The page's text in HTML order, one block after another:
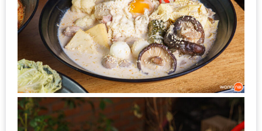
รับ
GIFT
VOUCHER
รับ
ประทาน
อาหาร
มูลค่า
1,000